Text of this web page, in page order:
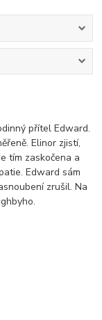
přítel Edward.
Elinor zjistí,
tím zaskočena a
Edward sám
zrušil. Na